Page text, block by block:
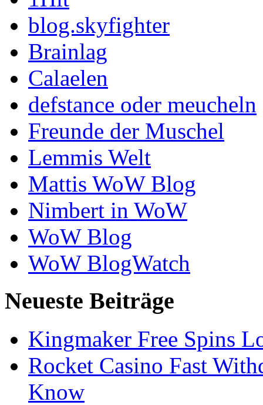
blog.skyfighter
Brainlag
Calaelen
defstance oder meucheln
Freunde der Muschel
Lemmis Welt
Mattis WoW Blog
Nimbert in WoW
WoW Blog
WoW BlogWatch
Neueste Beiträge
Kingmaker Free Spins
Rocket Casino Fast
Know